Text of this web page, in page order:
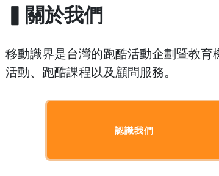
▍關於我們
移動識界是台灣的跑酷活動企劃暨教
活動、跑酷課程以及顧問服務。
認識我們